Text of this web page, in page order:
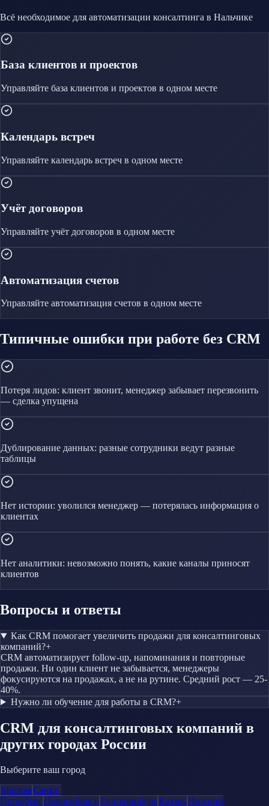
Всё необходимое для автоматизации консалтинга в Нальчике
База клиентов и проектов
Управляйте база клиентов и проектов в одном месте
Календарь встреч
Управляйте календарь встреч в одном месте
Учёт договоров
Управляйте учёт договоров в одном месте
Автоматизация счетов
Управляйте автоматизация счетов в одном месте
Типичные ошибки при работе без CRM
Потеря лидов: клиент звонит, менеджер забывает перезвонить
— сделка упущена
Дублирование данных: разные сотрудники ведут разные
таблицы
Нет истории: уволился менеджер — потерялась информация о
клиентах
Нет аналитики: невозможно понять, какие каналы приносят
клиентов
Вопросы и ответы
Как CRM помогает увеличить продажи для консалтинговых
компаний?+
CRM автоматизирует follow-up, напоминания и повторные
продажи. Ни один клиент не забывается, менеджеры
фокусируются на продажах, а не на рутине. Средний рост — 25-
40%.
Нужно ли обучение для работы в CRM?+
CRM для консалтинговых компаний в
других городах России
Выберите ваш город
МоскваСанкт-
ПетербургНовосибирскЕкатеринбургКазаньНижний